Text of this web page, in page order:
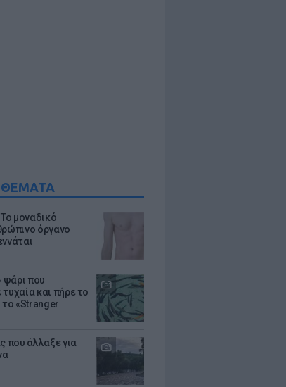
ΘΕΜΑΤΑ
μοναδικό
όργανο
ψάρι που
και πήρε το
«Stranger
που άλλαξε για